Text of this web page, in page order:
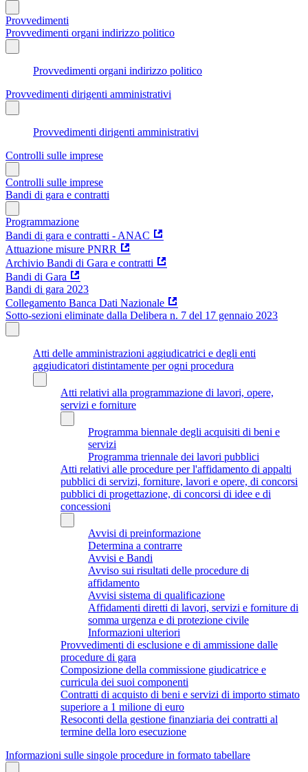
Provvedimenti
Provvedimenti organi indirizzo politico
Provvedimenti organi indirizzo politico
Provvedimenti dirigenti amministrativi
Provvedimenti dirigenti amministrativi
Controlli sulle imprese
Controlli sulle imprese
Bandi di gara e contratti
Programmazione
Bandi di gara e contratti - ANAC
Attuazione misure PNRR
Archivio Bandi di Gara e contratti
Bandi di Gara
Bandi di gara 2023
Collegamento Banca Dati Nazionale
Sotto-sezioni eliminate dalla Delibera n. 7 del 17 gennaio 2023
Atti delle amministrazioni aggiudicatrici e degli enti
aggiudicatori distintamente per ogni procedura
Atti relativi alla programmazione di lavori, opere,
servizi e forniture
Programma biennale degli acquisiti di beni e
servizi
Programma triennale dei lavori pubblici
Atti relativi alle procedure per l'affidamento di appalti
pubblici di servizi, forniture, lavori e opere, di concorsi
pubblici di progettazione, di concorsi di idee e di
concessioni
Avvisi di preinformazione
Determina a contrarre
Avvisi e Bandi
Avviso sui risultati delle procedure di
affidamento
Avvisi sistema di qualificazione
Affidamenti diretti di lavori, servizi e forniture di
somma urgenza e di protezione civile
Informazioni ulteriori
Provvedimenti di esclusione e di ammissione dalle
procedure di gara
Composizione della commissione giudicatrice e
curricula dei suoi componenti
Contratti di acquisto di beni e servizi di importo stimato
superiore a 1 milione di euro
Resoconti della gestione finanziaria dei contratti al
termine della loro esecuzione
Informazioni sulle singole procedure in formato tabellare